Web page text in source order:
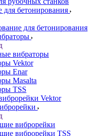
для бетонирования
для бетонирования
вибраторы
Vektor
Enar
Masalta
TSS
Vektor
виброрейки
виброрейки TSS